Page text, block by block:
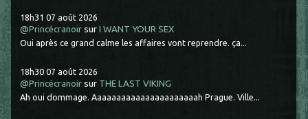
18h31 07 août 2026
@Princécranoir surI WANT YOUR SEX
Oui après ce grand calme les affaires vont reprendre. ça...
18h30 07 août 2026
@Princécranoir sur THE LAST VIKING
Ah oui dommage. Aaaaaaaaaaaaaaaaaaaaaah Prague. Ville...